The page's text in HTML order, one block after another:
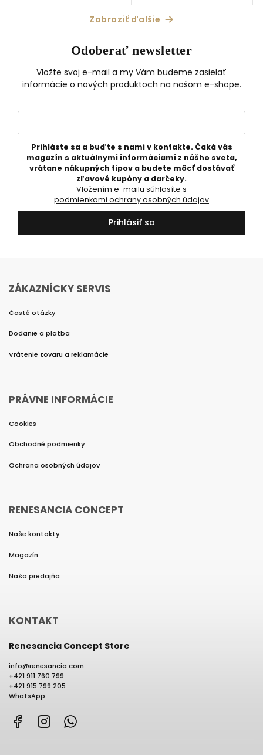
Zobraziť ďalšie
Odoberať newsletter
Vložte svoj e-mail a my Vám budeme zasielať
informácie o nových produktoch na našom e-shope.
Prihláste sa a buďte s nami v kontakte. Čaká vás
magazín s aktuálnymi informáciami z nášho sveta,
vrátane nákupných tipov a budete môcť dostávať
zľavové kupóny a darčeky.
podmienkami ochrany osobných údajov
Prihlásiť sa
ZÁKAZNÍCKY SERVIS
Časté otázky
Dodanie a platba
Vrátenie tovaru a reklamácie
PRÁVNE INFORMÁCIE
Cookies
Obchodné podmienky
Ochrana osobných údajov
RENESANCIA CONCEPT
Naše kontakty
Magazín
Naša predajňa
KONTAKT
Renesancia Concept Store
info@renesancia.com
+421 911 760 799
+421 915 799 205
WhatsApp
FacebookInstagram